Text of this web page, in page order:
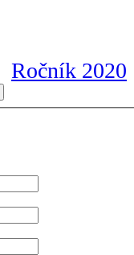
Ročník 2020